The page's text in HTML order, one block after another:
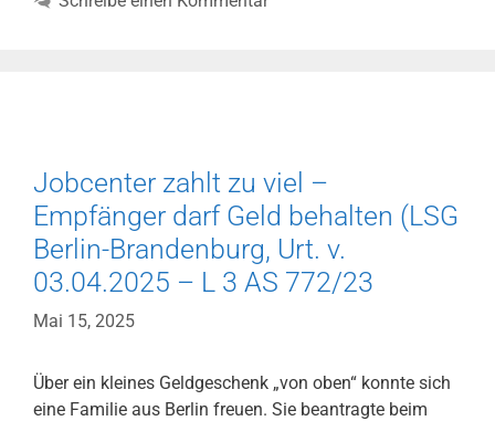
–
6
U
45/23)
Jobcenter zahlt zu viel –
Empfänger darf Geld behalten (LSG
Berlin-Brandenburg, Urt. v.
03.04.2025 – L 3 AS 772/23
Mai 15, 2025
Über ein kleines Geldgeschenk „von oben“ konnte sich
eine Familie aus Berlin freuen. Sie beantragte beim